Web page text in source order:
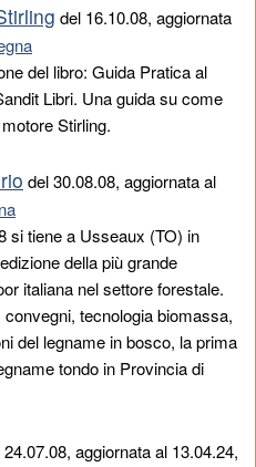
del 16.10.08, aggiornata
del libro: Guida Pratica al
Libri. Una guida su come
Stirling.
del30.08.08, aggiornata al
si tiene a Usseaux (TO) in
della più grande
italiana nel settore forestale.
tecnologia biomassa,
del legname in bosco, la prima
tondo in Provincia di
24.07.08, aggiornata al 13.04.24,